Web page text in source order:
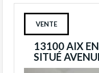
VENTE
13100 AIX
SITUÉ